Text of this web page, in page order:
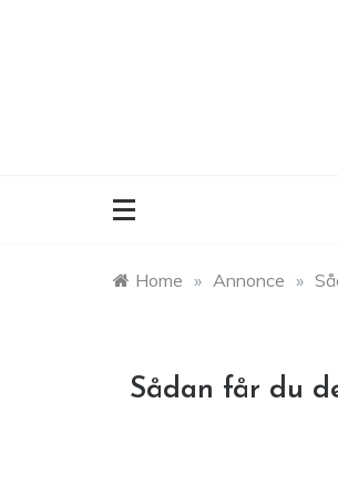
Home » Annonce »
Sådan får du